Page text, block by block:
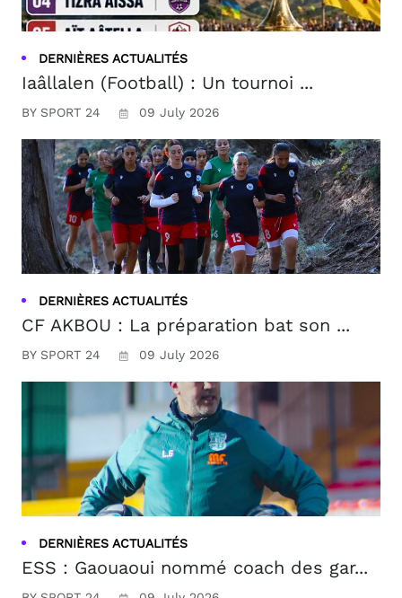
DERNIÈRES ACTUALITÉS
Iaâllalen (Football) : Un tournoi ...
BY SPORT 24 09 July 2026
DERNIÈRES ACTUALITÉS
CF AKBOU : La préparation bat son ...
BY SPORT 24 09 July 2026
DERNIÈRES ACTUALITÉS
ESS : Gaouaoui nommé coach des gar...